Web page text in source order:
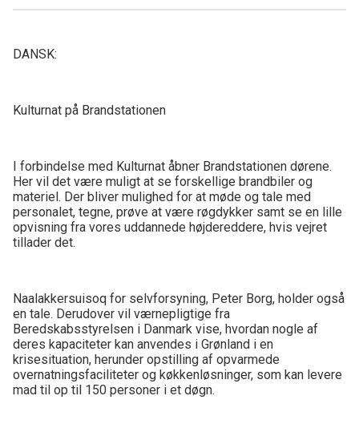
DANSK:
Kulturnat på Brandstationen
I forbindelse med Kulturnat åbner Brandstationen dørene.
Her vil det være muligt at se forskellige brandbiler og
materiel. Der bliver mulighed for at møde og tale med
personalet, tegne, prøve at være røgdykker samt se en lille
opvisning fra vores uddannede højdereddere, hvis vejret
tillader det.
Naalakkersuisoq for selvforsyning, Peter Borg, holder også
en tale. Derudover vil værnepligtige fra
Beredskabsstyrelsen i Danmark vise, hvordan nogle af
deres kapaciteter kan anvendes i Grønland i en
krisesituation, herunder opstilling af opvarmede
overnatningsfaciliteter og køkkenløsninger, som kan levere
mad til op til 150 personer i et døgn.